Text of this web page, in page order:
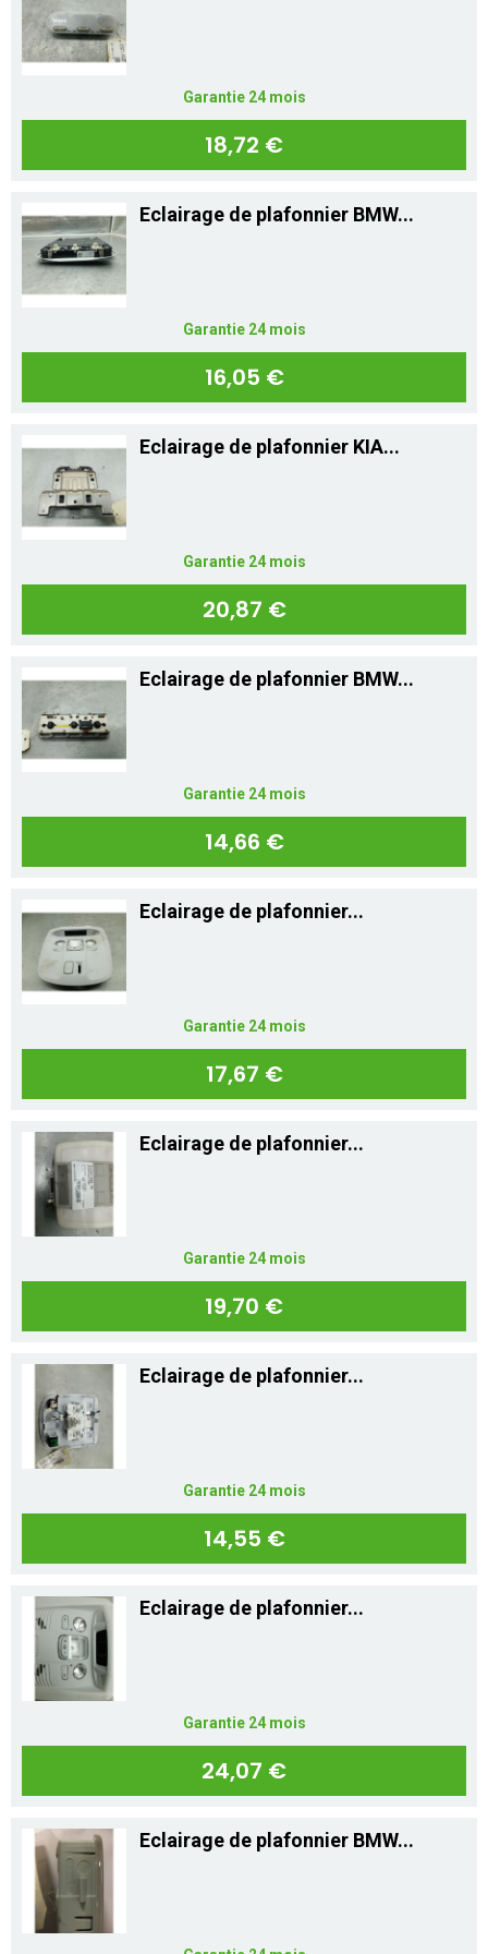
Appelez-nous
01 60 48 23 09
Garantie 24 mois
18,72 €
Eclairage de plafonnier BMW...
Garantie 24 mois
16,05 €
Eclairage de plafonnier KIA...
Garantie 24 mois
20,87 €
Eclairage de plafonnier BMW...
Garantie 24 mois
14,66 €
Eclairage de plafonnier...
Garantie 24 mois
17,67 €
Eclairage de plafonnier...
Garantie 24 mois
19,70 €
Eclairage de plafonnier...
Garantie 24 mois
14,55 €
Eclairage de plafonnier...
Garantie 24 mois
24,07 €
Eclairage de plafonnier BMW...